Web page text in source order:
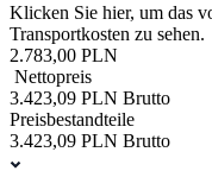
Klicken Sie hier, um das
Transportkosten zu sehen.
2.783,00 PLN
Nettopreis
3.423,09 PLN Brutto
Preisbestandteile
3.423,09 PLN Brutto